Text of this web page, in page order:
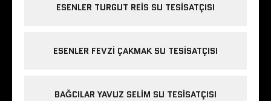
ESENLER TURGUT REIS SU TESISATÇISI
ESENLER FEVZI ÇAKMAK SU TESISATÇISI
BAĞCILAR YAVUZ SELIM SU TESISATÇISI